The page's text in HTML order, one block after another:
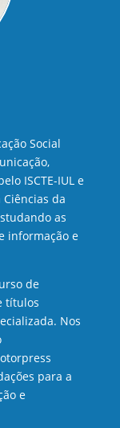
Social
ISCTE-IUL e
da
as
informação e
de
títulos
Nos
para a
e